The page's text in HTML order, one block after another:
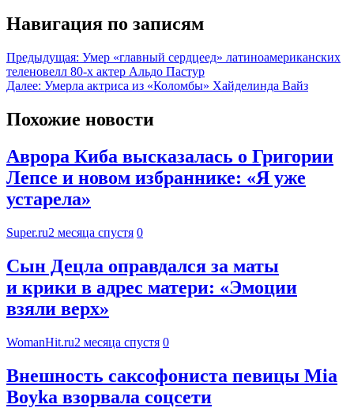
Навигация по записям
Предыдущая: Умер «главный сердцеед» латиноамериканских
теленовелл 80-х актер Альдо Пастур
Далее: Умерла актриса из «Коломбы» Хайделинда Вайз
Похожие новости
Аврора Киба высказалась о Григории
Лепсе и новом избраннике: «Я уже
устарела»
Super.ru2 месяца спустя 0
Сын Децла оправдался за маты
и крики в адрес матери: «Эмоции
взяли верх»
WomanHit.ru2 месяца спустя 0
Внешность саксофониста певицы Mia
Boyka взорвала соцсети